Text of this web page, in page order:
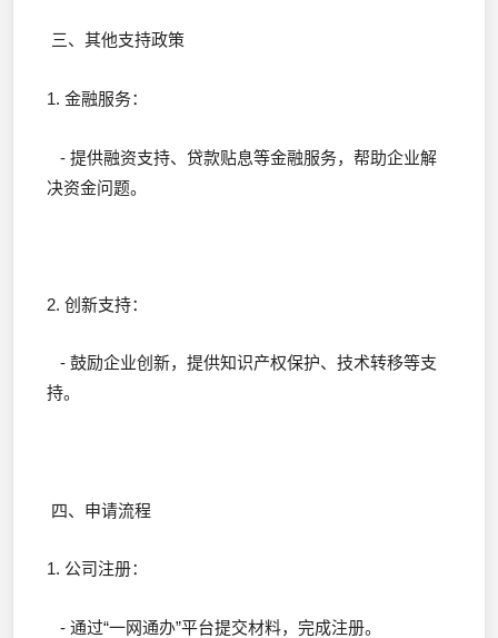
三、其他支持政策
1. 金融服务：
- 提供融资支持、贷款贴息等金融服务，帮助企业解
决资金问题。
2. 创新支持：
- 鼓励企业创新，提供知识产权保护、技术转移等支
持。
四、申请流程
1. 公司注册：
- 通过“一网通办”平台提交材料，完成注册。